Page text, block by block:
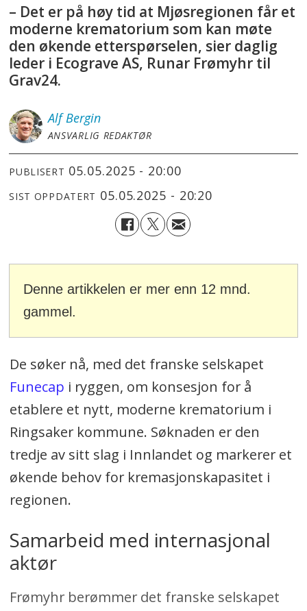
– Det er på høy tid at Mjøsregionen får et
moderne krematorium som kan møte
den økende etterspørselen, sier daglig
leder i Ecograve AS, Runar Frømyhr til
Grav24.
Alf Bergin
ANSVARLIG REDAKTØR
PUBLISERT 05.05.2025 - 20:00
SIST OPPDATERT 05.05.2025 - 20:20
Denne artikkelen er mer enn 12 mnd.
gammel.
De søker nå, med det franske selskapet
Funecap i ryggen, om konsesjon for å
etablere et nytt, moderne krematorium i
Ringsaker kommune. Søknaden er den
tredje av sitt slag i Innlandet og markerer et
økende behov for kremasjonskapasitet i
regionen.
Samarbeid med internasjonal
aktør
Frømyhr berømmer det franske selskapet